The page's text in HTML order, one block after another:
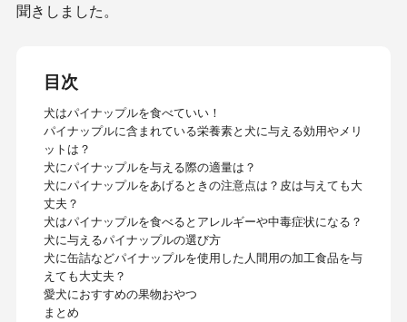
聞きしました。
目次
犬はパイナップルを食べていい！
パイナップルに含まれている栄養素と犬に与える効用やメリ
ットは？
犬にパイナップルを与える際の適量は？
犬にパイナップルをあげるときの注意点は？皮は与えても大
丈夫？
犬はパイナップルを食べるとアレルギーや中毒症状になる？
犬に与えるパイナップルの選び方
犬に缶詰などパイナップルを使用した人間用の加工食品を与
えても大丈夫？
愛犬におすすめの果物おやつ
まとめ